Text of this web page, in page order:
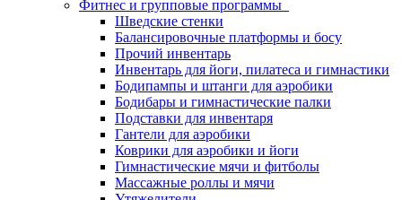
Фитнес и групповые программы
Шведские стенки
Балансировочные платформы и босу
Прочий инвентарь
Инвентарь для йоги, пилатеса и гимнастики
Бодипампы и штанги для аэробики
Бодибары и гимнастические палки
Подставки для инвентаря
Гантели для аэробики
Коврики для аэробики и йоги
Гимнастические мячи и фитболы
Массажные роллы и мячи